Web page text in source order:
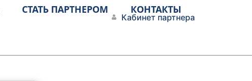
Кабинет партнера
СТАТЬ ПАРТНЕРОМ КОНТАКТЫ